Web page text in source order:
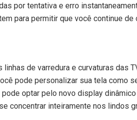
por tentativa e erro
para permitir que você continue de
de varredura e curvaturas das
pode personalizar sua tela como
optar pelo novo display
concentrar inteiramente nos lindos